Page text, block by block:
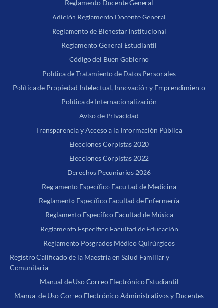
Reglamento Docente General
Adición Reglamento Docente General
Reglamento de Bienestar Institucional
Reglamento General Estudiantil
Código del Buen Gobierno
Política de Tratamiento de Datos Personales
Política de Propiedad Intelectual, Innovación y Emprendimiento
Política de Internacionalización
Aviso de Privacidad
Transparencia y Acceso a la Información Pública
Elecciones Corpistas 2020
Elecciones Corpistas 2022
Derechos Pecuniarios 2026
Reglamento Específico Facultad de Medicina
Reglamento Específico Facultad de Enfermería
Reglamento Específico Facultad de Música
Reglamento Específico Facultad de Educación
Reglamento Posgrados Médico Quirúrgicos
Registro Calificado de la Maestría en Salud Familiar y
Comunitaria
Manual de Uso Correo Electrónico Estudiantil
Manual de Uso Correo Electrónico Administrativos y Docentes